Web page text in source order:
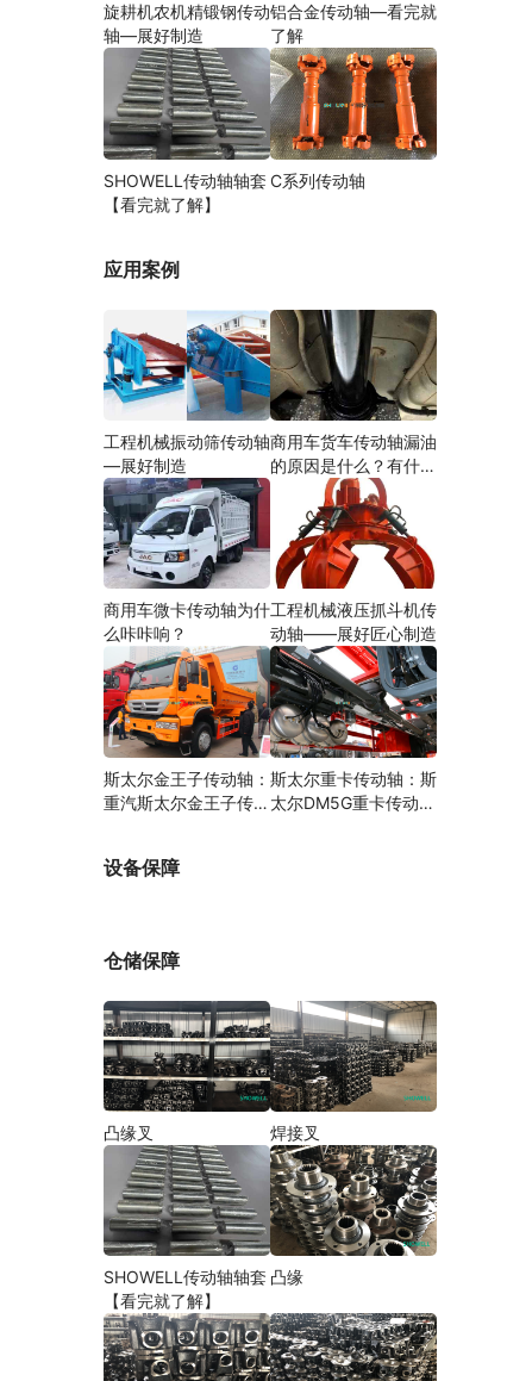
旋耕机农机精锻钢传动
轴—展好制造
铝合金传动轴—看完就
了解
SHOWELL传动轴轴套
【看完就了解】
C系列传动轴
应用案例
工程机械振动筛传动轴
—展好制造
商用车货车传动轴漏油
的原因是什么？有什么
商用车微卡传动轴为什
么咔咔响？
工程机械液压抓斗机传
动轴——展好匠心制造
斯太尔金王子传动轴：
重汽斯太尔金王子传动
斯太尔重卡传动轴：斯
太尔DM5G重卡传动轴
设备保障
仓储保障
凸缘叉 焊接叉
SHOWELL传动轴轴套
【看完就了解】
凸缘